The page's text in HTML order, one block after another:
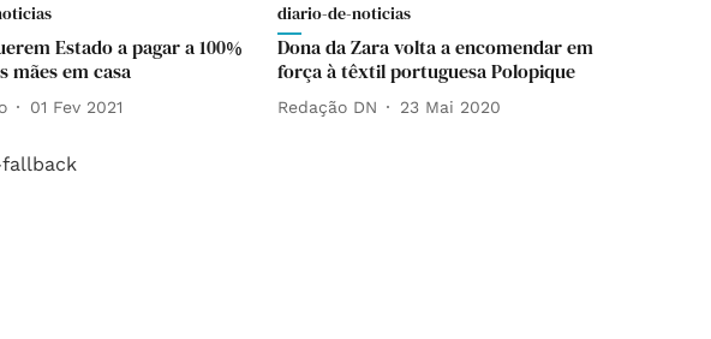
Estado a pagar a 100%
mães em casa
01 Fev 2021
diario-de-noticias
Dona da Zara volta a encomendar em
força à têxtil portuguesa Polopique
Redação DN 23 Mai 2020